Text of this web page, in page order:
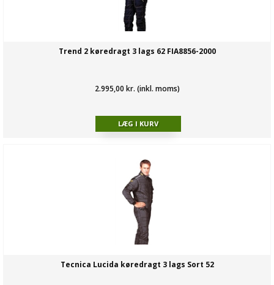
Trend 2 køredragt 3 lags 62 FIA8856-2000
2.995,00 kr. (inkl. moms)
Tecnica Lucida køredragt 3 lags Sort 52